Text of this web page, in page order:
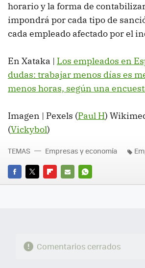
horario y la forma de
impondrá por cada tipo de
cada empleado afectado por el
En Xataka | Los empleados en
dudas: trabajar menos días es
menos horas, según una
Imagen | Pexels (Paul H)
(Vickybol)
FACEBOOK
TWITTERFLIPBOARD
E-
WHATSAPP
TEMAS Empresas y economía
Comentarios cerrados